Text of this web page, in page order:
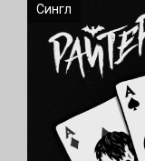
Сингл